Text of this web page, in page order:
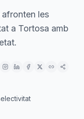
les
a Tortosa amb